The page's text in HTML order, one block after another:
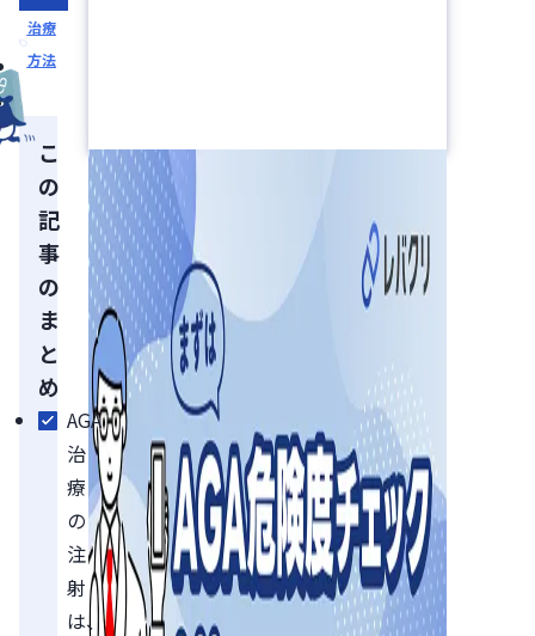
治療
方法
こ
の
記
事
の
ま
と
め
AGA
治
療
の
注
射
は、